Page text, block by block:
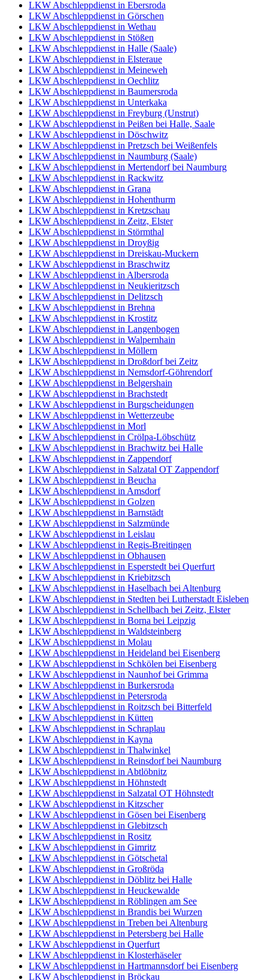
LKW Abschleppdienst in Ebersroda
LKW Abschleppdienst in Görschen
LKW Abschleppdienst in Wethau
LKW Abschleppdienst in Stößen
LKW Abschleppdienst in Halle (Saale)
LKW Abschleppdienst in Elsteraue
LKW Abschleppdienst in Meineweh
LKW Abschleppdienst in Oechlitz
LKW Abschleppdienst in Baumersroda
LKW Abschleppdienst in Unterkaka
LKW Abschleppdienst in Freyburg (Unstrut)
LKW Abschleppdienst in Peißen bei Halle, Saale
LKW Abschleppdienst in Döschwitz
LKW Abschleppdienst in Pretzsch bei Weißenfels
LKW Abschleppdienst in Naumburg (Saale)
LKW Abschleppdienst in Mertendorf bei Naumburg
LKW Abschleppdienst in Rackwitz
LKW Abschleppdienst in Grana
LKW Abschleppdienst in Hohenthurm
LKW Abschleppdienst in Kretzschau
LKW Abschleppdienst in Zeitz, Elster
LKW Abschleppdienst in Störmthal
LKW Abschleppdienst in Droyßig
LKW Abschleppdienst in Dreiskau-Muckern
LKW Abschleppdienst in Braschwitz
LKW Abschleppdienst in Albersroda
LKW Abschleppdienst in Neukieritzsch
LKW Abschleppdienst in Delitzsch
LKW Abschleppdienst in Brehna
LKW Abschleppdienst in Krostitz
LKW Abschleppdienst in Langenbogen
LKW Abschleppdienst in Walpernhain
LKW Abschleppdienst in Möllern
LKW Abschleppdienst in Droßdorf bei Zeitz
LKW Abschleppdienst in Nemsdorf-Göhrendorf
LKW Abschleppdienst in Belgershain
LKW Abschleppdienst in Brachstedt
LKW Abschleppdienst in Burgscheidungen
LKW Abschleppdienst in Wetterzeube
LKW Abschleppdienst in Morl
LKW Abschleppdienst in Crölpa-Löbschütz
LKW Abschleppdienst in Brachwitz bei Halle
LKW Abschleppdienst in Zappendorf
LKW Abschleppdienst in Salzatal OT Zappendorf
LKW Abschleppdienst in Beucha
LKW Abschleppdienst in Amsdorf
LKW Abschleppdienst in Golzen
LKW Abschleppdienst in Barnstädt
LKW Abschleppdienst in Salzmünde
LKW Abschleppdienst in Leislau
LKW Abschleppdienst in Regis-Breitingen
LKW Abschleppdienst in Obhausen
LKW Abschleppdienst in Esperstedt bei Querfurt
LKW Abschleppdienst in Kriebitzsch
LKW Abschleppdienst in Haselbach bei Altenburg
LKW Abschleppdienst in Stedten bei Lutherstadt Eisleben
LKW Abschleppdienst in Schellbach bei Zeitz, Elster
LKW Abschleppdienst in Borna bei Leipzig
LKW Abschleppdienst in Waldsteinberg
LKW Abschleppdienst in Molau
LKW Abschleppdienst in Heideland bei Eisenberg
LKW Abschleppdienst in Schkölen bei Eisenberg
LKW Abschleppdienst in Naunhof bei Grimma
LKW Abschleppdienst in Burkersroda
LKW Abschleppdienst in Petersroda
LKW Abschleppdienst in Roitzsch bei Bitterfeld
LKW Abschleppdienst in Kütten
LKW Abschleppdienst in Schraplau
LKW Abschleppdienst in Kayna
LKW Abschleppdienst in Thalwinkel
LKW Abschleppdienst in Reinsdorf bei Naumburg
LKW Abschleppdienst in Abtlöbnitz
LKW Abschleppdienst in Höhnstedt
LKW Abschleppdienst in Salzatal OT Höhnstedt
LKW Abschleppdienst in Kitzscher
LKW Abschleppdienst in Gösen bei Eisenberg
LKW Abschleppdienst in Glebitzsch
LKW Abschleppdienst in Rositz
LKW Abschleppdienst in Gimritz
LKW Abschleppdienst in Götschetal
LKW Abschleppdienst in Großröda
LKW Abschleppdienst in Döblitz bei Halle
LKW Abschleppdienst in Heuckewalde
LKW Abschleppdienst in Röblingen am See
LKW Abschleppdienst in Brandis bei Wurzen
LKW Abschleppdienst in Treben bei Altenburg
LKW Abschleppdienst in Petersberg bei Halle
LKW Abschleppdienst in Querfurt
LKW Abschleppdienst in Klosterhäseler
LKW Abschleppdienst in Hartmannsdorf bei Eisenberg
LKW Abschleppdienst in Bröckau